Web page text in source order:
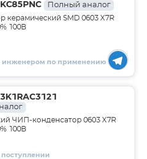
Полный аналог
керамический SMD 0603 X7R
100В
инженером по применению
ЧИП-конденсатор 0603 X7R
100В